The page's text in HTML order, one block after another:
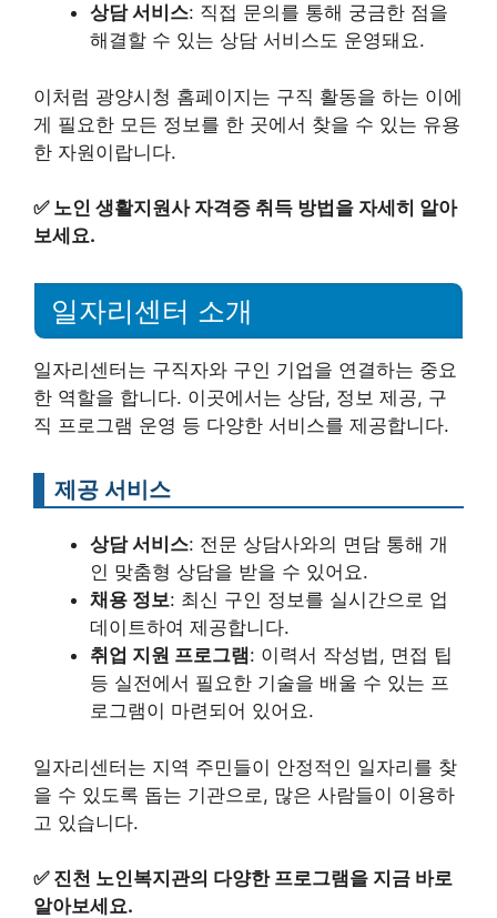
상담 서비스: 직접 문의를 통해 궁금한 점을
해결할 수 있는 상담 서비스도 운영돼요.
이처럼 광양시청 홈페이지는 구직 활동을 하는 이에
게 필요한 모든 정보를 한 곳에서 찾을 수 있는 유용
한 자원이랍니다.
✅ 노인 생활지원사 자격증 취득 방법을 자세히 알아
보세요.
일자리센터 소개
일자리센터는 구직자와 구인 기업을 연결하는 중요
한 역할을 합니다. 이곳에서는 상담, 정보 제공, 구
직 프로그램 운영 등 다양한 서비스를 제공합니다.
제공 서비스
상담 서비스: 전문 상담사와의 면담 통해 개
인 맞춤형 상담을 받을 수 있어요.
채용 정보: 최신 구인 정보를 실시간으로 업
데이트하여 제공합니다.
취업 지원 프로그램: 이력서 작성법, 면접 팁
등 실전에서 필요한 기술을 배울 수 있는 프
로그램이 마련되어 있어요.
일자리센터는 지역 주민들이 안정적인 일자리를 찾
을 수 있도록 돕는 기관으로, 많은 사람들이 이용하
고 있습니다.
✅ 진천 노인복지관의 다양한 프로그램을 지금 바로
알아보세요.